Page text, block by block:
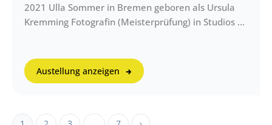
2021 Ulla Sommer in Bremen geboren als Ursula
Kremming Fotografin (Meisterprüfung) in Studios …
Austellung anzeigen